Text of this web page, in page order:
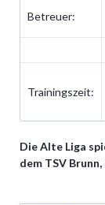
Betreuer:
Trainingszeit:
Die Alte Liga
dem TSV